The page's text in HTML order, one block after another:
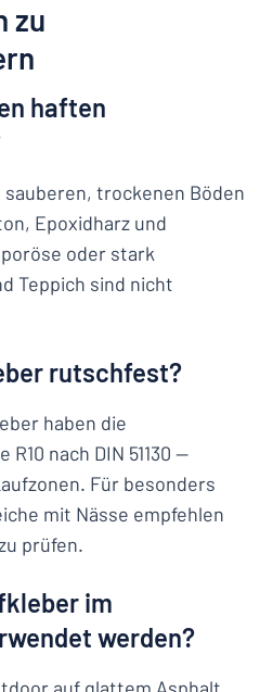
zu
haften
trockenen Böden
Epoxidharz und
oder stark
Teppich sind nicht
rutschfest?
haben die
nach DIN 51130 —
Für besonders
mit Nässe empfehlen
prüfen.
im
werden?